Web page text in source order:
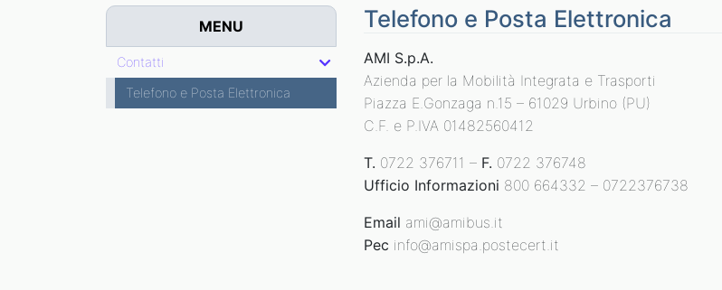
MENU
Contatti
Telefono e Posta Elettronica
Telefono e Posta Elettronica
AMI S.p.A.
Azienda per la Mobilità Integrata e Trasporti
Piazza E.Gonzaga n.15 – 61029 Urbino (PU)
C.F. e P.IVA 01482560412
T. 0722 376711 – F. 0722 376748
Ufficio Informazioni 800 664332 – 0722376738
Email ami@amibus.it
Pec info@amispa.postecert.it